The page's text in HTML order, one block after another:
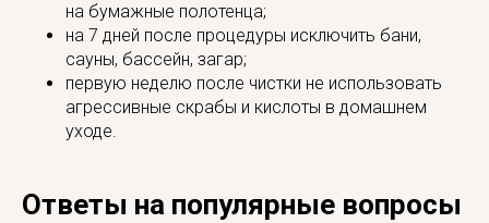
на бумажные полотенца;
на 7 дней после процедуры исключить бани,
сауны, бассейн, загар;
первую неделю после чистки не использовать
агрессивные скрабы и кислоты в домашнем
уходе.
Ответы на популярные вопросы